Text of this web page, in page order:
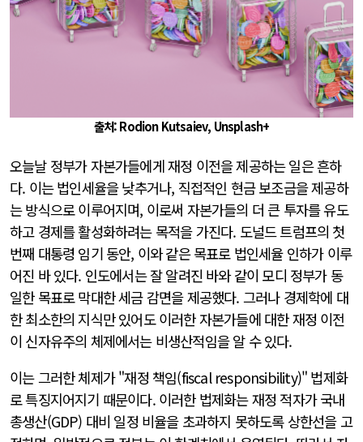
출처: Rodion Kutsaiev, Unsplash+
오늘날 정부가 자본가들에게 재정 이전을 제공하는 일은 흔하
다. 이는 법인세율을 낮추거나, 직접적인 현금 보조금을 제공하
는 방식으로 이루어지며, 이로써 자본가들의 더 큰 투자를 유도
하고 경제를 활성화하려는 목적을 가진다. 도널드 트럼프의 첫
번째 대통령 임기 동안, 이와 같은 목표로 법인세율 인하가 이루
어진 바 있다. 인도에서는 잘 알려진 바와 같이 모디 정부가 동
일한 목표로 막대한 세금 감면을 제공했다. 그러나 경제학에 대
한 최소한의 지식만 있어도 이러한 자본가들에 대한 재정 이전
이 신자유주의 체제에서는 비생산적임을 알 수 있다.
이는 그러한 체제가 "재정 책임(fiscal responsibility)" 법제화
로 특징지어지기 때문이다. 이러한 법제화는 재정 적자가 국내
총생산(GDP) 대비 일정 비율을 초과하지 못하도록 상한선을 고